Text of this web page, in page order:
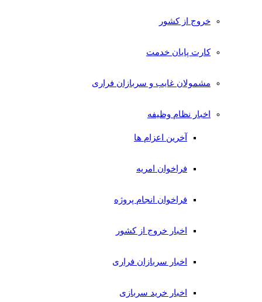
خروج از کشور
کارت پایان خدمت
مشمولان غایب و سربازان فراری
اخبار نظام وظیفه
آخرین اعزام ها
فراخوان امریه
فراخوان انجام پروژه
اخبار خروج از کشور
اخبار سربازان فراری
اخبار خرید سربازی